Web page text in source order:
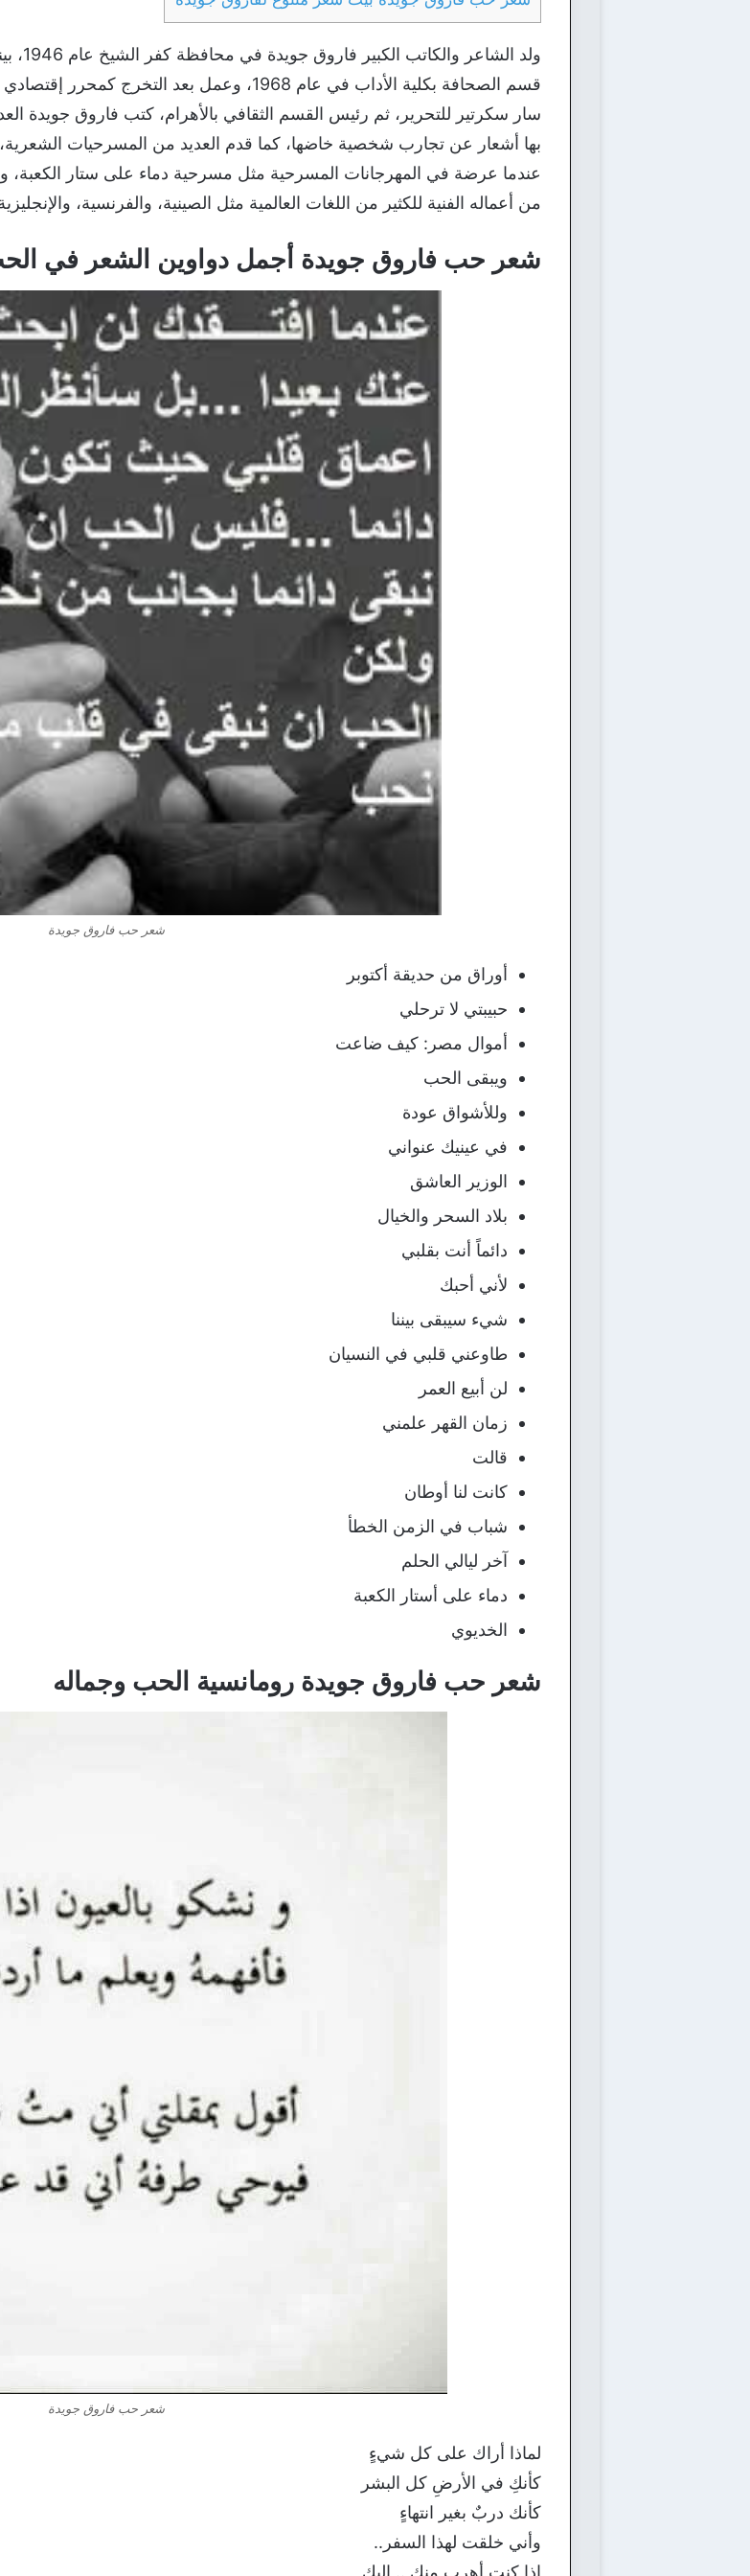
ولد
قسم الصحافة بكلية الأداب في عام 1968، وعمل بعد
سار سكرتير للتحرير، ثم رئيس القسم الثقافي بالأهرام، كتب فاروق جويدة
بها أشعار عن تجارب شخصية خاضها، كما قدم العديد من المسرحيات
عندما عرضة في المهرجانات المسرحية مثل مسرحية دماء على ستار الكعبة،
من أعماله الفنية للكثير من اللغات العالمية مثل الصينية، والفرنسية،
شعر حب فاروق جويدة أجمل دواوين الشعر في
شعر حب فاروق جويدة
أوراق من حديقة أكتوبر
حبيبتي لا ترحلي
أموال مصر: كيف ضاعت
ويبقى الحب
وللأشواق عودة
في عينيك عنواني
الوزير العاشق
بلاد السحر والخيال
دائماً أنت بقلبي
لأني أحبك
شيء سيبقى بيننا
طاوعني قلبي في النسيان
لن أبيع العمر
زمان القهر علمني
قالت
كانت لنا أوطان
شباب في الزمن الخطأ
آخر ليالي الحلم
دماء على أستار الكعبة
الخديوي
شعر حب فاروق جويدة رومانسية الحب وجماله
شعر حب فاروق جويدة
لماذا أراك على كل شيءٍ
كأنكِ في الأرضِ كل البشر
كأنك دربٌ بغير انتهاءٍ
وأني خلقت لهذا السفر..
إذا كنت أهرب منكِ .. إليكِ